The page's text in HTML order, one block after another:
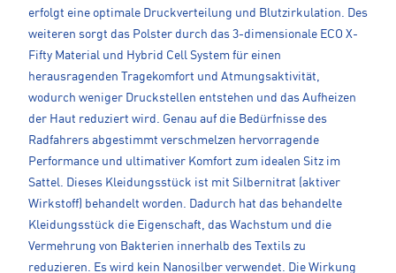
erfolgt eine optimale Druckverteilung und Blutzirkulation. Des
weiteren sorgt das Polster durch das 3-dimensionale ECO X-
Fifty Material und Hybrid Cell System für einen
herausragenden Tragekomfort und Atmungsaktivität,
wodurch weniger Druckstellen entstehen und das Aufheizen
der Haut reduziert wird. Genau auf die Bedürfnisse des
Radfahrers abgestimmt verschmelzen hervorragende
Performance und ultimativer Komfort zum idealen Sitz im
Sattel. Dieses Kleidungsstück ist mit Silbernitrat (aktiver
Wirkstoff) behandelt worden. Dadurch hat das behandelte
Kleidungsstück die Eigenschaft, das Wachstum und die
Vermehrung von Bakterien innerhalb des Textils zu
reduzieren. Es wird kein Nanosilber verwendet. Die Wirkung